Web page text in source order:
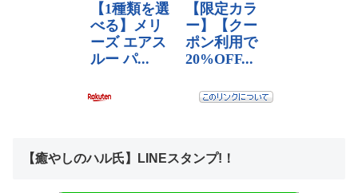
【癒やしのハル氏】LINEスタンプ!！